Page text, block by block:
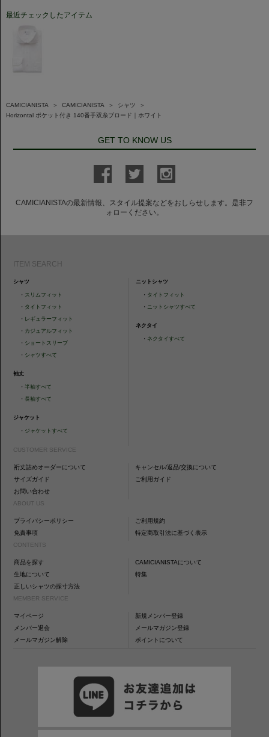
最近チェックしたアイテム
CAMICIANISTA ＞ CAMICIANISTA ＞ シャツ ＞
Horizontal ポケット付き 140番手双糸ブロード｜ホワイト
GET TO KNOW US
CAMICIANISTAの最新情報、スタイル提案などをおしらせします。是非フ
ォローください。
ITEM SEARCH
シャツ
・ スリムフィット
・ タイトフィット
・ レギュラーフィット
・ カジュアルフィット
・ ショートスリーブ
・ シャツすべて
袖丈
・半袖すべて
・長袖すべて
ジャケット
・ ジャケットすべて
ニットシャツ
・ タイトフィット
・ ニットシャツすべて
ネクタイ
・ ネクタイすべて
CUSTOMER SERVICE
裄丈詰めオーダーについて
キャンセル/返品/交換について
サイズガイド
ご利用ガイド
お問い合わせ
ABOUT US
プライバシーポリシー
ご利用規約
免責事項
特定商取引法に基づく表示
CONTENTS
商品を探す
CAMICIANISTAについて
生地について
特集
正しいシャツの採寸方法
MEMBER SERVICE
マイページ
新規メンバー登録
メンバー退会
メールマガジン登録
メールマガジン解除
ポイントについて